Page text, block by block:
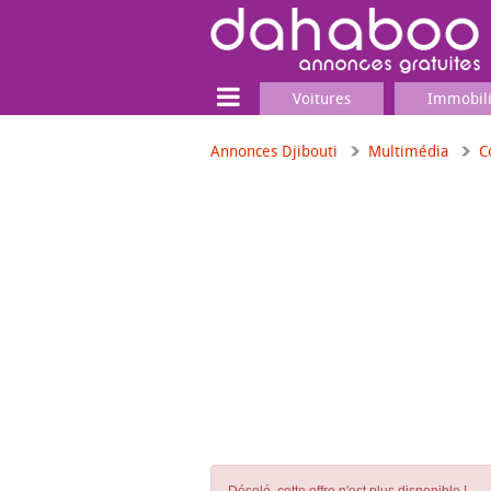
Voitures
Annonces Djibouti Multimédia